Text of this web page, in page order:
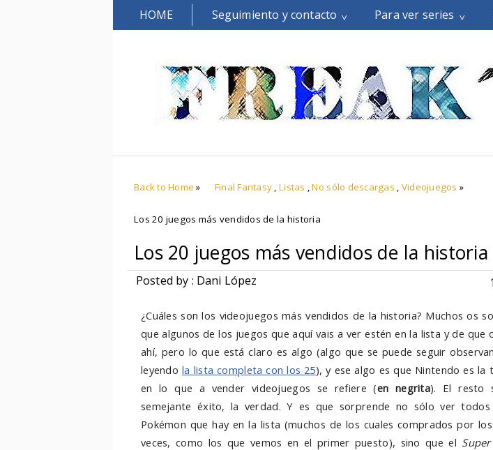
HOME Seguimiento y contacto Para ver series
Back to Home » Final Fantasy ,Listas ,No sólo descargas , Videojuegos »
Los 20 juegos más vendidos de la historia
Los 20 juegos más vendidos de la historia
Posted by : Dani López
¿Cuáles son los videojuegos más vendidos de la historia? Muchos os
que algunos de los juegos que aquí vais a ver estén en la lista y de que
ahí, pero lo que está claro es algo (algo que se puede seguir
leyendola lista completa con los 25), y ese algo es que Nintendo es la
en lo que a vender videojuegos se refiere (en negrita). El resto
semejante éxito, la verdad. Y es que sorprende no sólo ver
Pokémon que hay en la lista (muchos de los cuales comprados por
veces, como los que vemos en el primer puesto), sino que el